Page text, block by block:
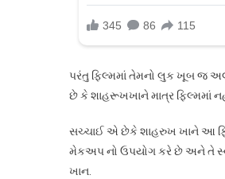
પરંતુ ફિલ્મમાં તેમનો લુક ખૂબ જ
છે કે શાહરૂખખાને માત્ર ફિલ્મમાં
સચ્ચાઈ એ છેકે શાહરુખ ખાને આ
મેકઅપ નો ઉપયોગ કરે છે અને તે
ખાન.